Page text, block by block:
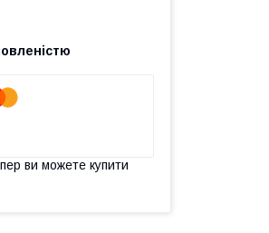
ви можете купити